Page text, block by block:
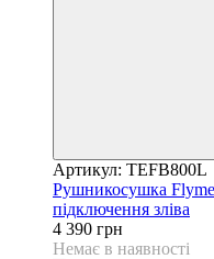
Артикул: TEFB800L
Рушникосушка
підключення зліва
4 390 грн
Немає в наявності